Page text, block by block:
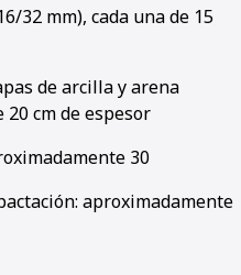
32 mm), cada una de 15
de arcilla y arena
20 cm de espesor
30
aproximadamente